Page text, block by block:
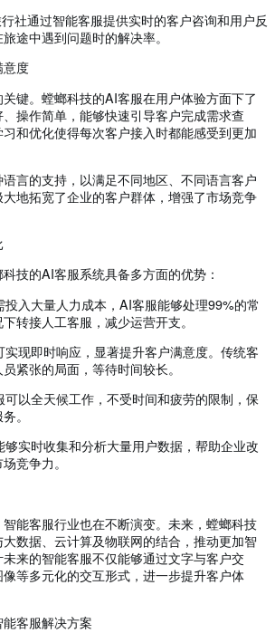
社通过智能客服提供实时的客户咨询和用户反
途中遇到问题时的解决率。
意度
键。螳螂科技的AI客服在用户体验方面下了
操作简单，能够快速引导客户完成需求查
和优化使得每次客户接入时都能感受到更加
言的支持，以满足不同地区、不同语言客户
地拓宽了企业的客户群体，增强了市场竞争
技的AI客服系统具备多方面的优势：
入大量人力成本，AI客服能够处理99%的常
转接人工客服，减少运营开支。
现即时响应，显著提升客户满意度。传统客
紧张的局面，等待时间较长。
以全天候工作，不受时间和疲劳的限制，保
。
实时收集和分析大量用户数据，帮助企业改
竞争力。
能客服行业也在不断演变。未来，螳螂科技
数据、云计算及物联网的结合，推动更加智
来的智能客服不仅能够通过文字与客户交
等多元化的交互形式，进一步提升客户体
客服解决方案